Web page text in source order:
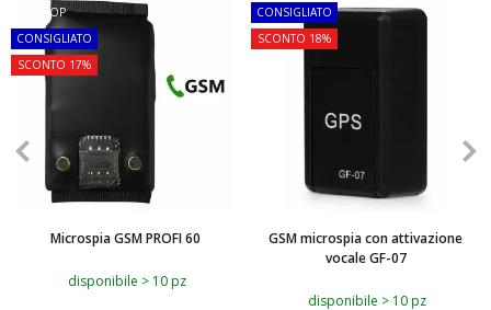
TOP
CONSIGLIATO
SCONTO 17%
Microspia GSM PROFI 60
disponibile > 10 pz
CONSIGLIATO
SCONTO 18%
GSM microspia con attivazione
vocale GF-07
disponibile > 10 pz